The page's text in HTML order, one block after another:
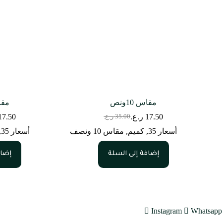
مقاس 10ونص
35.00 ر.ع.السعر
الأصلي
هو:
35.00 ر.ع..
17.50 ر.ع.السعر
الحالي
هو:
17.50 ر.ع..
أسعار 35 , كميم, مقاس 10 ونصف
إضافة إلى السلة
أسعار 35
Instagram
Whatsapp